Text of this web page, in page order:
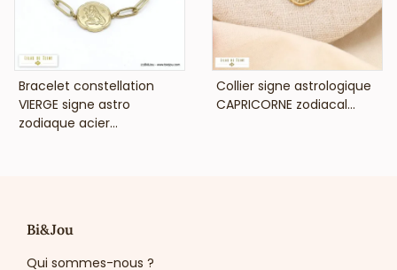
VOIR LE PRIX
Bracelet constellation
VIERGE signe astro
zodiaque acier...
VOIR LE PRIX
Collier signe astrologique
CAPRICORNE zodiacal...
Bi&Jou
Qui sommes-nous ?